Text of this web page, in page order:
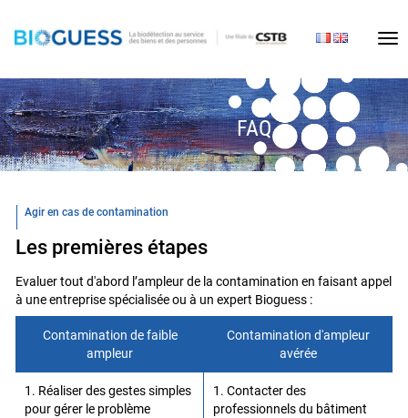
FAQ
Agir en cas de contamination
Les premières étapes
Evaluer tout d'abord l’ampleur de la contamination en faisant appel
à une entreprise spécialisée ou à un expert Bioguess :
Contamination de faible
ampleur
Contamination d'ampleur
avérée
1. Réaliser des gestes simples
pour gérer le problème
1. Contacter des
professionnels du bâtiment